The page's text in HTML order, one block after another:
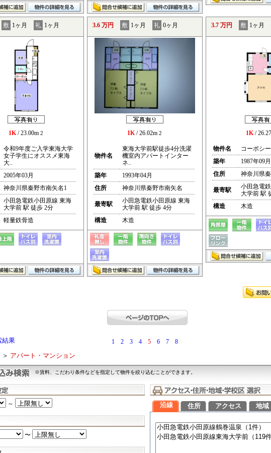
敷 1ヶ月 礼 1ヶ月
1K/ 23.00m 2
令和9年度ご入学東海大学
女子学生にオススメ東海
大..
2005年03月
神奈川県秦野市南矢名1
小田急電鉄小田原線 東海
大学前 駅 徒歩 2分
軽量鉄骨造
3.6 万円 敷 1ヶ月 礼 0ヶ月
1K/ 26.02m 2
物件名
東海大学前駅徒歩4分洗濯
機室内アパートインター
ネ..
築年
1993年04月
住所
神奈川県秦野市南矢名
最寄駅
小田急電鉄小田原線 東海
大学前 駅 徒歩 4分
構造
木造
3.7 万円 敷 1ヶ月
1K/
物件名
コーポシ
築年
1987年09月
住所
神奈川県
最寄駅
小田急電
大学前 駅
構造
木造
結果 1 2 3 4 5 6 7 8
＞ アパート・マンション
※賃料、こだわり条件などを指定して物件を絞り込むことができます。
～
〜
沿線 住所 アクセス 地域